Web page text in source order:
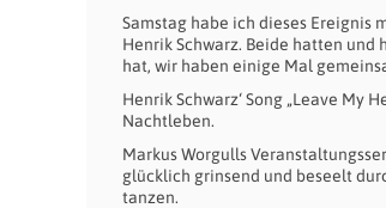
Samstag habe ich dieses Ereignis
Henrik Schwarz. Beide hatten
hat, wir haben einige Mal
Henrik Schwarz‘ Song „Leave My
Nachtleben.
Markus Worgulls
glücklich grinsend und beseelt
tanzen.